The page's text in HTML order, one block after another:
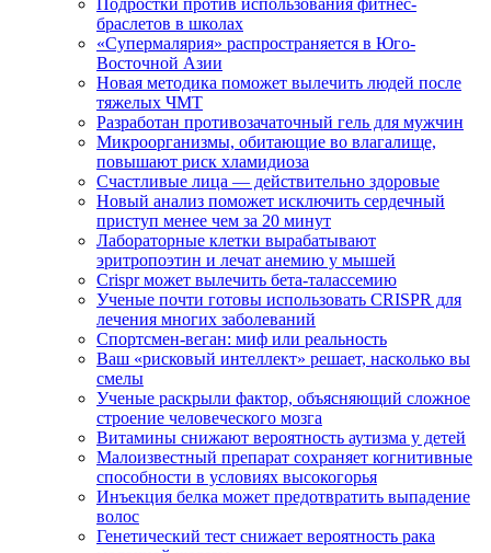
Подростки против использования фитнес-
браслетов в школах
«Супермалярия» распространяется в Юго-
Восточной Азии
Новая методика поможет вылечить людей после
тяжелых ЧМТ
Разработан противозачаточный гель для мужчин
Микроорганизмы, обитающие во влагалище,
повышают риск хламидиоза
Счастливые лица — действительно здоровые
Новый анализ поможет исключить сердечный
приступ менее чем за 20 минут
Лабораторные клетки вырабатывают
эритропоэтин и лечат анемию у мышей
Crispr может вылечить бета-талассемию
Ученые почти готовы использовать CRISPR для
лечения многих заболеваний
Спортсмен-веган: миф или реальность
Ваш «рисковый интеллект» решает, насколько вы
смелы
Ученые раскрыли фактор, объясняющий сложное
строение человеческого мозга
Витамины снижают вероятность аутизма у детей
Малоизвестный препарат сохраняет когнитивные
способности в условиях высокогорья
Инъекция белка может предотвратить выпадение
волос
Генетический тест снижает вероятность рака